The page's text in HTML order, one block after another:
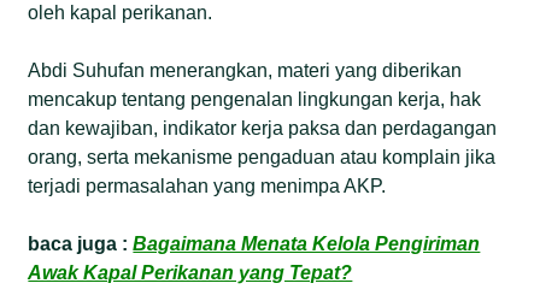
oleh kapal perikanan.
Abdi Suhufan menerangkan, materi yang diberikan
mencakup tentang pengenalan lingkungan kerja, hak
dan kewajiban, indikator kerja paksa dan perdagangan
orang, serta mekanisme pengaduan atau komplain jika
terjadi permasalahan yang menimpa AKP.
baca juga :Bagaimana Menata Kelola Pengiriman
Awak Kapal Perikanan yang Tepat?